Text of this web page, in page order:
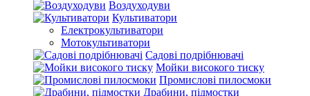
Воздуходуви
Культиватори
Електрокультиватори
Мотокультиватори
Садові подрібнювачі
Мойки високого тиску
Промислові пилосмоки
Драбини, підмостки